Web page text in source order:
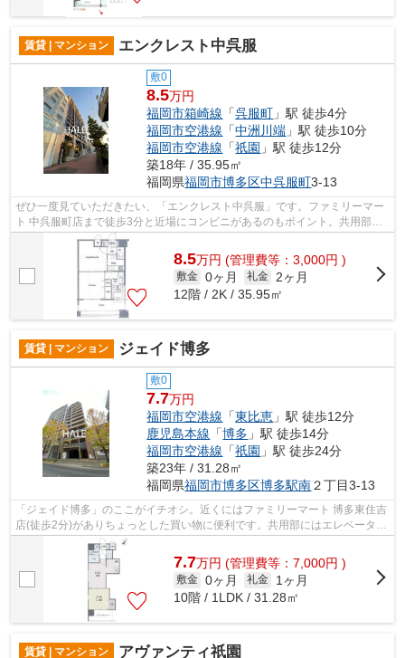
賃貸 | マンション エンクレスト中呉服
敷0
8.5万円
福岡市箱崎線 「呉服町 」駅 徒歩4分
福岡市空港線 「中洲川端 」駅 徒歩10分
福岡市空港線 「祇園 」駅 徒歩12分
築18年 / 35.95㎡
福岡県福岡市博多区中呉服町3-13
ぜひ一度見ていただきたい、「エンクレスト中呉服」です。ファミリーマー
ト 中呉服町店まで徒歩3分と近場にコンビニがあるのもポイント。共用部に
は敷地内ごみ置き場・エレベータなど...
8.5万円 (管理費等：3,000円 )
敷金 0ヶ月 礼金
2ヶ月
12階 / 2K / 35.95㎡
賃貸 | マンション ジェイド博多
敷0
7.7万円
福岡市空港線 「東比恵 」駅 徒歩12分
鹿児島本線 「博多 」駅 徒歩14分
福岡市空港線 「祇園 」駅 徒歩24分
築23年 / 31.28㎡
福岡県福岡市博多区博多駅南２丁目3-13
「ジェイド博多」のここがイチオシ。近くにはファミリーマート 博多東住吉
店(徒歩2分)がありちょっとした買い物に便利です。共用部にはエレベータ・
敷地内ごみ置き場などが揃っており...
7.7万円 (管理費等：7,000円 )
敷金 0ヶ月 礼金
1ヶ月
10階 / 1LDK / 31.28㎡
賃貸 | マンション アヴァンティ祇園